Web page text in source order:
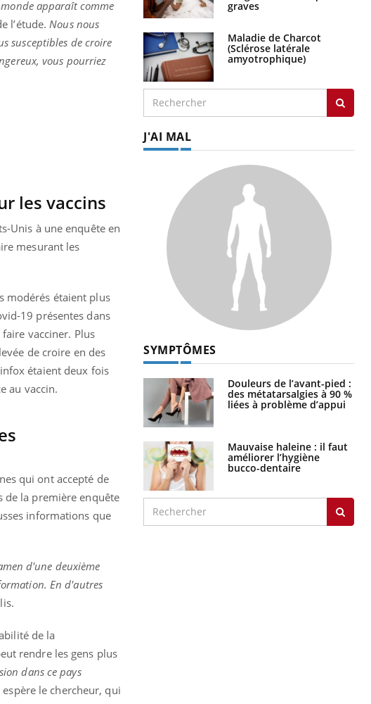
apparaît comme
l’étude.Nous nous
susceptibles de croire
vous pourriez
les vaccins
Unis à une enquête en
mesurant les
modérés étaient plus
19 présentes dans
vacciner. Plus
de croire en des
étaient deux fois
au vaccin.
qui ont accepté de
de la première enquête
informations que
d'une deuxième
En d'autres
de la
rendre les gens plus
dans ce pays
espère le chercheur, qui
graves
Maladie de Charcot
(Sclérose latérale
amyotrophique)
J'AI MAL
SYMPTÔMES
Douleurs de l’avant-pied :
des métatarsalgies à 90 %
liées à problème d’appui
Mauvaise haleine : il faut
améliorer l’hygiène
bucco-dentaire